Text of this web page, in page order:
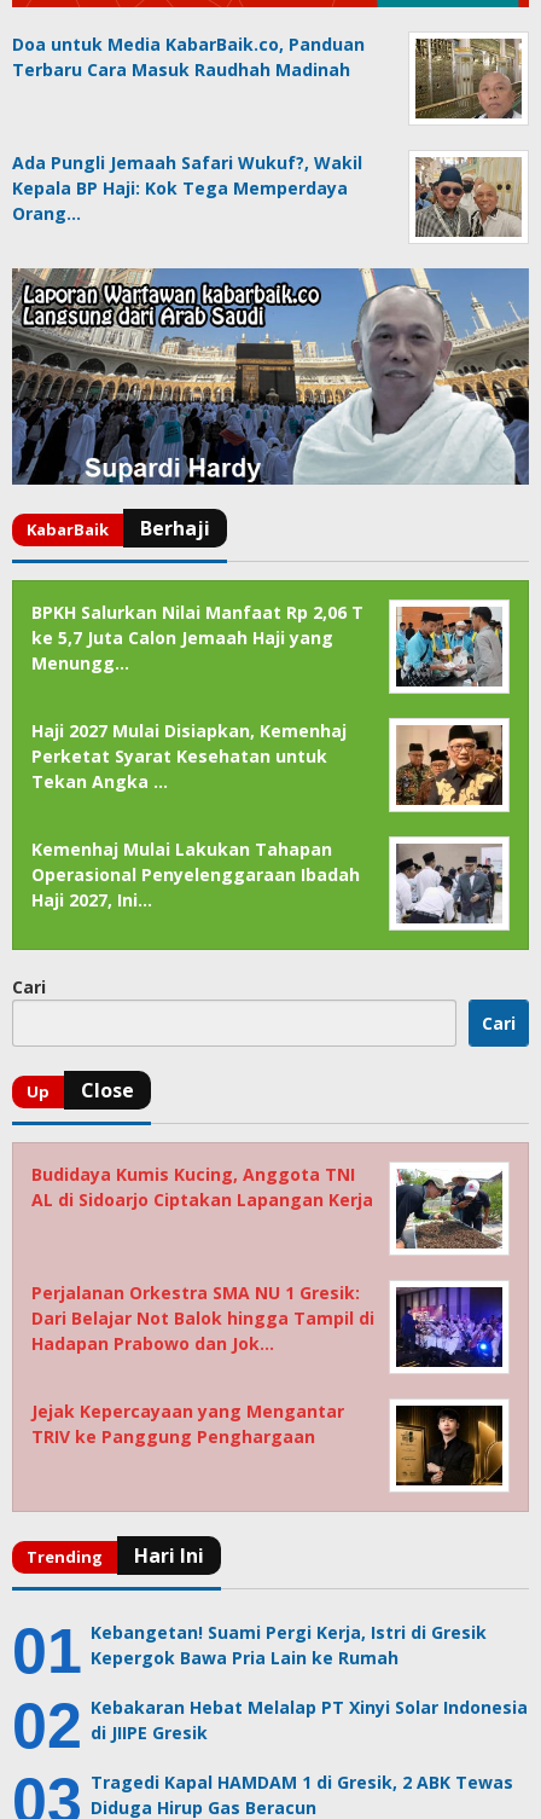
Doa untuk Media KabarBaik.co, Panduan
Terbaru Cara Masuk Raudhah Madinah
Ada Pungli Jemaah Safari Wukuf?, Wakil
Kepala BP Haji: Kok Tega Memperdaya
Orang…
BPKH Salurkan Nilai Manfaat Rp 2,06 T
ke 5,7 Juta Calon Jemaah Haji yang
Menungg…
Haji 2027 Mulai Disiapkan, Kemenhaj
Perketat Syarat Kesehatan untuk
Tekan Angka …
Kemenhaj Mulai Lakukan Tahapan
Operasional Penyelenggaraan Ibadah
Haji 2027, Ini…
Cari
Cari
Budidaya Kumis Kucing, Anggota TNI
AL di Sidoarjo Ciptakan Lapangan Kerja
Perjalanan Orkestra SMA NU 1 Gresik:
Dari Belajar Not Balok hingga Tampil di
Hadapan Prabowo dan Jok…
Jejak Kepercayaan yang Mengantar
TRIV ke Panggung Penghargaan
Kebangetan! Suami Pergi Kerja, Istri di Gresik
Kepergok Bawa Pria Lain ke Rumah
Kebakaran Hebat Melalap PT Xinyi Solar Indonesia
di JIIPE Gresik
Tragedi Kapal HAMDAM 1 di Gresik, 2 ABK Tewas
Diduga Hirup Gas Beracun